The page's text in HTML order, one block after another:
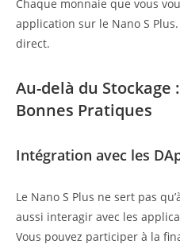
Chaque monnaie que vous
application sur le Nano S
direct.
Au-delà du
Bonnes Pratiques
Intégration avec les
Le Nano S Plus ne sert pas
aussi interagir avec les
Vous pouvez participer à la